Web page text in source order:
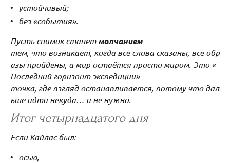
устойчивый;
без «события».
Пусть снимок станетмолчанием—
тем, что возникает, когда все слова сказаны, все обр
азы пройдены, а мир остаётся просто миром. Это «
Последний горизонт экспедиции» —
точка, где взгляд останавливается, потому что дал
ьше идти некуда… и не нужно.
Итог четырнадцатого дня
Если Кайлас был:
осью,